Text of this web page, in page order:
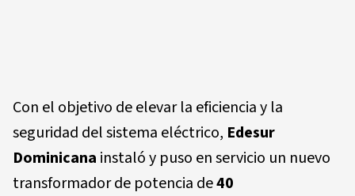
Con el objetivo de elevar la eficiencia y la
seguridad del sistema eléctrico, Edesur
Dominicana instaló y puso en servicio un nuevo
transformador de potencia de40